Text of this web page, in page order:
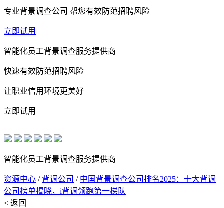
专业背景调查公司 帮您有效防范招聘风险
立即试用
智能化员工背景调查服务提供商
快速有效防范招聘风险
让职业信用环境更美好
立即试用
智能化员工背景调查服务提供商
资源中心 / 背调公司 / 中国背景调查公司排名2025：十大背调
公司榜单揭晓，i背调领跑第一梯队
< 返回